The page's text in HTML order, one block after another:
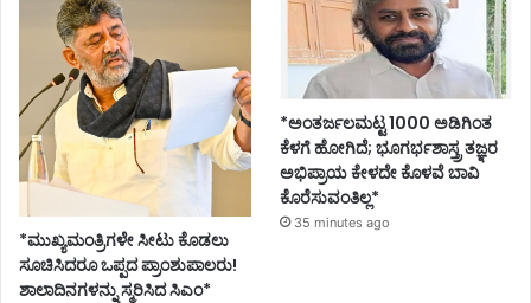
*ಮುಖ್ಯಮಂತ್ರಿಗಳೇ ಸೀಟು ಕೊಡಲು
ಸೂಚಿಸಿದರೂ ಒಪ್ಪದ ಪ್ರಾಂಶುಪಾಲರು!
ಶಾಲಾದಿನಗಳನ್ನು ಸ್ಮರಿಸಿದ ಸಿಎಂ*
*ಅಂತರ್ಜಲಮಟ್ಟ 1000 ಅಡಿಗಿಂತ
ಕೆಳಗೆ ಹೋಗಿದೆ; ಭೂಗರ್ಭಶಾಸ್ತ್ರ ತಜ್ಞರ
ಅಭಿಪ್ರಾಯ ಕೇಳದೇ ಕೊಳವೆ ಬಾವಿ
ಕೊರೆಸುವಂತಿಲ್ಲ*
35 minutes ago